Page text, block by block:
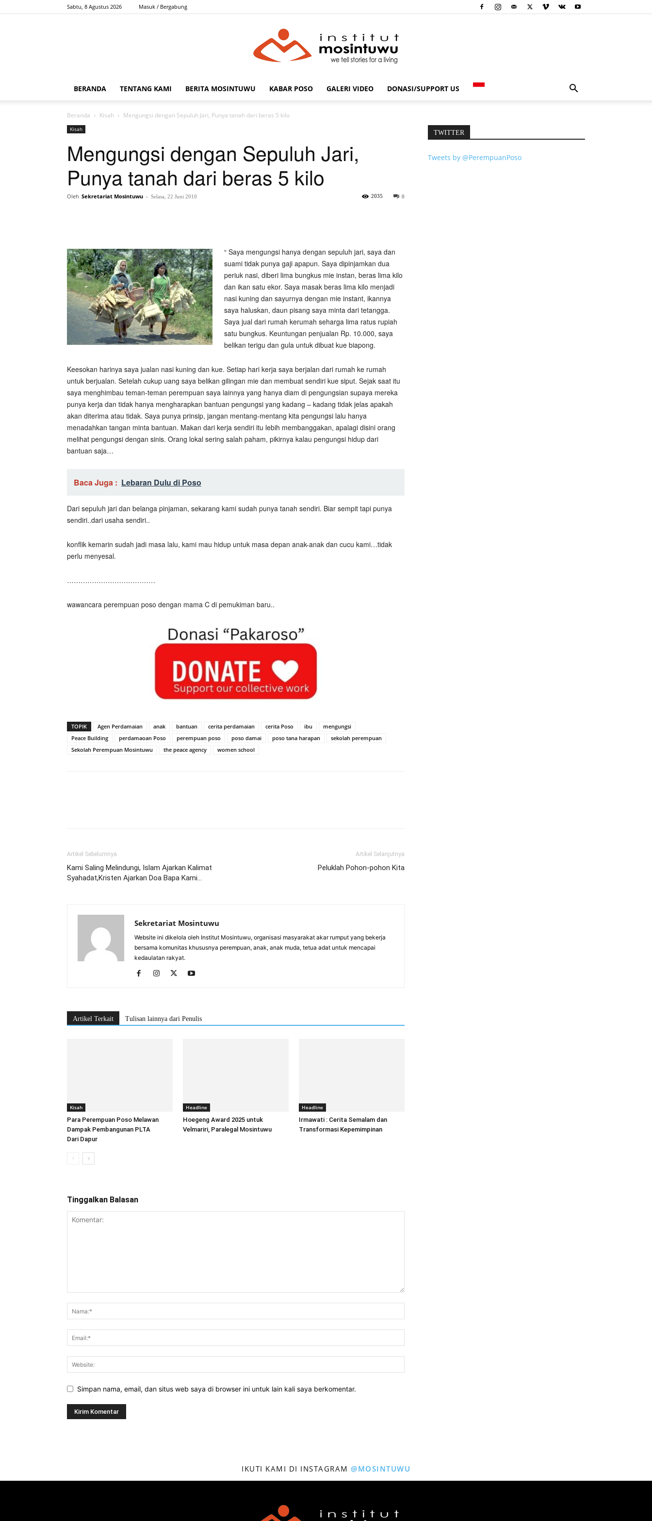
Sabtu, 8 Agustus 2026 Masuk / Bergabung
BERANDA TENTANG KAMI BERITA MOSINTUWU KABAR POSO GALERI VIDEO DONASI/SUPPORT US
Beranda Kisah Mengungsi dengan Sepuluh Jari, Punya tanah dari beras 5 kilo
Kisah
Mengungsi dengan Sepuluh Jari,
Punya tanah dari beras 5 kilo
Oleh Sekretariat Mosintuwu - Selasa, 22 Juni 2010 0
2035
“ Saya mengungsi hanya dengan sepuluh jari, saya dan
suami tidak punya gaji apapun. Saya dipinjamkan dua
periuk nasi, diberi lima bungkus mie instan, beras lima kilo
dan ikan satu ekor. Saya masak beras lima kilo menjadi
nasi kuning dan sayurnya dengan mie instant, ikannya
saya haluskan, daun pisang saya minta dari tetangga.
Saya jual dari rumah kerumah seharga lima ratus rupiah
satu bungkus. Keuntungan penjualan Rp. 10.000, saya
belikan terigu dan gula untuk dibuat kue biapong.
Keesokan harinya saya jualan nasi kuning dan kue. Setiap hari kerja saya berjalan dari rumah ke rumah
untuk berjualan. Setelah cukup uang saya belikan gilingan mie dan membuat sendiri kue siput. Sejak saat itu
saya menghimbau teman-teman perempuan saya lainnya yang hanya diam di pengungsian supaya mereka
punya kerja dan tidak hanya mengharapkan bantuan pengungsi yang kadang – kadang tidak jelas apakah
akan diterima atau tidak. Saya punya prinsip, jangan mentang-mentang kita pengungsi lalu hanya
menadahkan tangan minta bantuan. Makan dari kerja sendiri itu lebih membanggakan, apalagi disini orang
melihat pengungsi dengan sinis. Orang lokal sering salah paham, pikirnya kalau pengungsi hidup dari
bantuan saja…
Baca Juga : Lebaran Dulu di Poso
Dari sepuluh jari dan belanga pinjaman, sekarang kami sudah punya tanah sendiri. Biar sempit tapi punya
sendiri..dari usaha sendiri..
konflik kemarin sudah jadi masa lalu, kami mau hidup untuk masa depan anak-anak dan cucu kami…tidak
perlu menyesal.
…………………………………
wawancara perempuan poso dengan mama C di pemukiman baru..
TOPIK Agen Perdamaian anak bantuan cerita perdamaian cerita Poso ibu
mengungsi
Peace Building
perdamaoan Poso perempuan poso poso damai poso tana harapan
sekolah perempuan
Sekolah Perempuan Mosintuwu
the peace agency women school
Artikel Sebelumnya
Kami Saling Melindungi, Islam Ajarkan Kalimat
Syahadat,Kristen Ajarkan Doa Bapa Kami…
Artikel Selanjutnya
Peluklah Pohon-pohon Kita
Sekretariat Mosintuwu
Website ini dikelola oleh Institut Mosintuwu, organisasi masyarakat akar rumput yang bekerja
bersama komunitas khususnya perempuan, anak, anak muda, tetua adat untuk mencapai
kedaulatan rakyat.
Artikel Terkait Tulisan lainnya dari Penulis
Kisah
Para Perempuan Poso Melawan
Dampak Pembangunan PLTA
Dari Dapur
Headline
Hoegeng Award 2025 untuk
Velmariri, Paralegal Mosintuwu
Headline
Irmawati : Cerita Semalam dan
Transformasi Kepemimpinan
Tinggalkan Balasan
Simpan nama, email, dan situs web saya di browser ini untuk lain kali saya berkomentar.
TWITTER
Tweets by @PerempuanPoso
IKUTI KAMI DI INSTAGRAM @MOSINTUWU